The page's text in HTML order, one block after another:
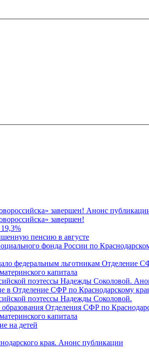
завершен! Анонс
завершен!
пенсию в августе
фонда России по
федеральным льготникам Отделение
капитала
поэтессы Надежды Соколовой.
в Отделение СФР по Краснодарскому
поэтессы Надежды Соколовой.
Отделения СФР по
капитала
на детей
края. Анонс публикации